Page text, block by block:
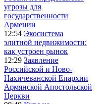
угрозы для
государственности
Армении
12:54 Экосистема
элитной недвижимости:
как устроен рынок
12:29 Заявление
Российской и Ново-
Нахичеванской Епархии
Армянской Апостольской
Церкви